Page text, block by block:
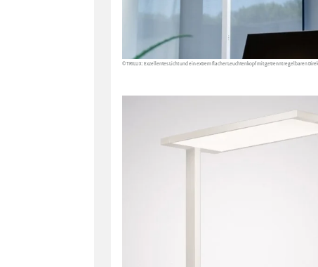
© TRILUX: Exzellentes Licht und ein extrem flacher Leuchtenkopf mit getrennt regelbaren